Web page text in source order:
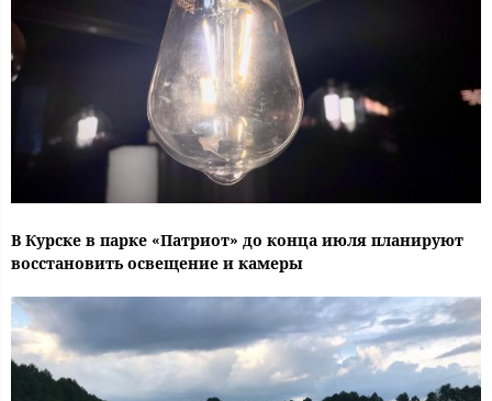
В Курске в парке «Патриот» до конца июля планируют
восстановить освещение и камеры